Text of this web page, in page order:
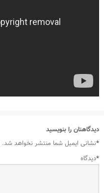
دیدگاهتان را بنویسید
نشانی ایمیل شما منتشر نخواهد شد.*
دیدگاه*